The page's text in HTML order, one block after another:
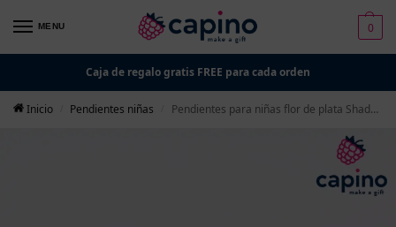
MENU 0
Caja de regalo gratis FREE para cada orden
Inicio Pendientes niñas Pendientes para niñas flor de plata Shadow